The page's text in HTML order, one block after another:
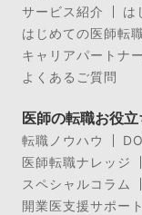
サービス紹介
は
はじめての医師転
キャリアパートナ
よくあるご質問
医師の転職お役
転職ノウハウ
医師転職ナレッジ
スペシャルコラム
開業医支援サポート